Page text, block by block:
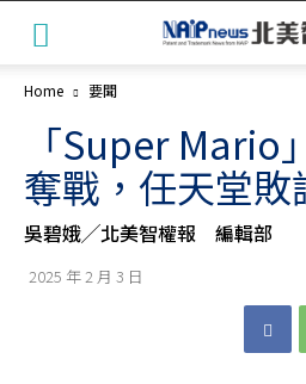
Home 要聞
「Super Mario
奪戰，任天堂敗
吳碧娥╱北美智權報 編輯部
2025 年 2 月 3 日